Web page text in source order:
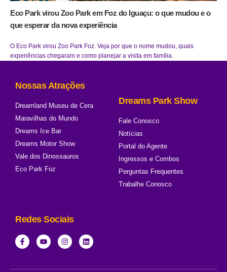
Eco Park virou Zoo Park em Foz do Iguaçu: o que mudou e o
que esperar da nova experiência
O Eco Park virou Zoo Park Foz. Veja por que o nome mudou, quais
experiências chegaram e como planejar a visita em família.
Nossas Atrações
Dreamland Museu de Cera
Maravilhas do Mundo
Dreams Ice Bar
Dreams Motor Show
Vale dos Dinossauros
Eco Park Foz
Dreams Park Show
Fale Conosco
Notícias
Portal do Agente
Ingressos e Combos
Perguntas Frequentes
Trabalhe Conosco
Redes Sociais